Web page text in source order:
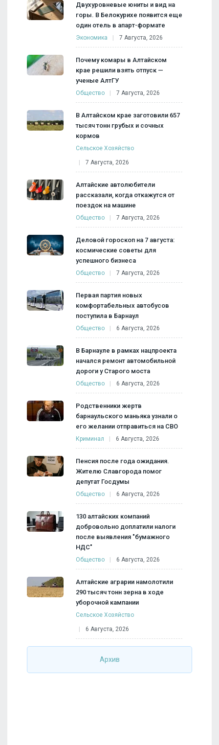
Двухуровневые юниты и вид на
горы. В Белокурихе появится еще
один отель в апарт-формате
Экономика 7 Августа, 2026
Почему комары в Алтайском
крае решили взять отпуск —
ученые АлтГУ
Общество 7 Августа, 2026
В Алтайском крае заготовили 657
тысяч тонн грубых и сочных
кормов
Сельское Хозяйство
7 Августа, 2026
Алтайские автолюбители
рассказали, когда откажутся от
поездок на машине
Общество 7 Августа, 2026
Деловой гороскоп на 7 августа:
космические советы для
успешного бизнеса
Общество 7 Августа, 2026
Первая партия новых
комфортабельных автобусов
поступила в Барнаул
Общество 6 Августа, 2026
В Барнауле в рамках нацпроекта
начался ремонт автомобильной
дороги у Старого моста
Общество 6 Августа, 2026
Родственники жертв
барнаульского маньяка узнали о
его желании отправиться на СВО
Криминал 6 Августа, 2026
Пенсия после года ожидания.
Жителю Славгорода помог
депутат Госдумы
Общество 6 Августа, 2026
130 алтайских компаний
добровольно доплатили налоги
после выявления "бумажного
НДС"
Общество 6 Августа, 2026
Алтайские аграрии намолотили
290 тысяч тонн зерна в ходе
уборочной кампании
Сельское Хозяйство
6 Августа, 2026
Архив